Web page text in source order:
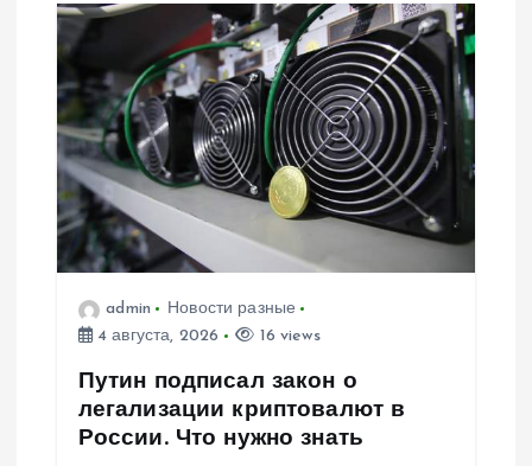
admin
Новости разные
4 августа, 2026
16 views
Путин подписал закон о
легализации криптовалют в
России. Что нужно знать